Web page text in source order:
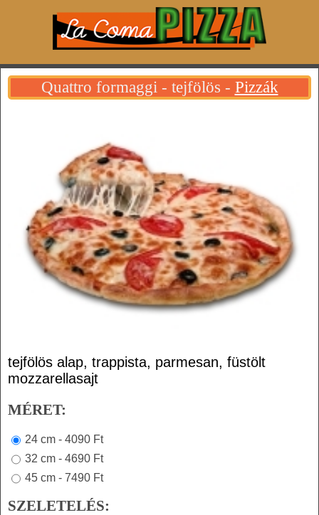
Quattro formaggi - tejfölös - Pizzák
tejfölös alap, trappista, parmesan, füstölt
mozzarellasajt
MÉRET:
24 cm - 4090 Ft
32 cm - 4690 Ft
45 cm - 7490 Ft
SZELETELÉS: